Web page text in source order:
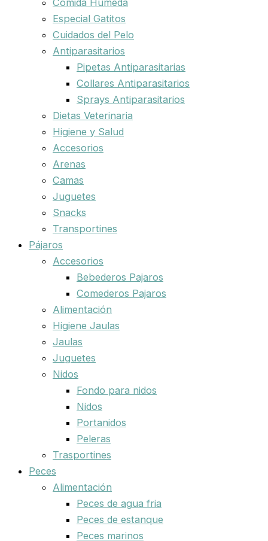
Comida Húmeda
Especial Gatitos
Cuidados del Pelo
Antiparasitarios
Pipetas Antiparasitarias
Collares Antiparasitarios
Sprays Antiparasitarios
Dietas Veterinaria
Higiene y Salud
Accesorios
Arenas
Camas
Juguetes
Snacks
Transportines
Pájaros
Accesorios
Bebederos Pajaros
Comederos Pajaros
Alimentación
Higiene Jaulas
Jaulas
Juguetes
Nidos
Fondo para nidos
Nidos
Portanidos
Peleras
Trasportines
Peces
Alimentación
Peces de agua fria
Peces de estanque
Peces marinos